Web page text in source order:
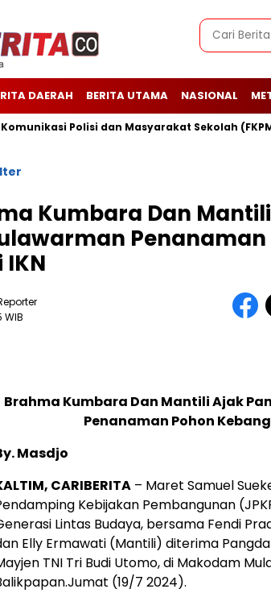
DAERAH BERITA UTAMA NASIONAL
Polisi dan Masyarakat Sekolah (FKPMS)
Kumbara Dan
Penanaman
WIB
Brahma Kumbara Dan Mantili Ajak
Penanaman Pohon
Masdjo
CARIBERITA – Maret Samuel
Kebijakan Pembangunan
Lintas Budaya, bersama Fendi
Elly Ermawati (Mantili) diterima
TNI Tri Budi Utomo, di Makodam
(19/7 2024).